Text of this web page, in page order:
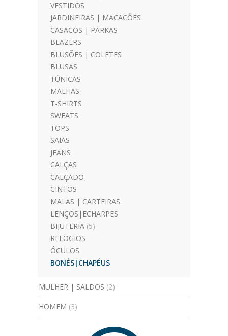
VESTIDOS
JARDINEIRAS | MACACÔES
CASACOS | PARKAS
BLAZERS
BLUSÕES | COLETES
BLUSAS
TÚNICAS
MALHAS
T-SHIRTS
SWEATS
TOPS
SAIAS
JEANS
CALÇAS
CALÇADO
CINTOS
MALAS | CARTEIRAS
LENÇOS|ECHARPES
BIJUTERIA (5)
RELOGIOS
ÓCULOS
BONÉS|CHAPÉUS
MULHER | SALDOS (2)
HOMEM (3)